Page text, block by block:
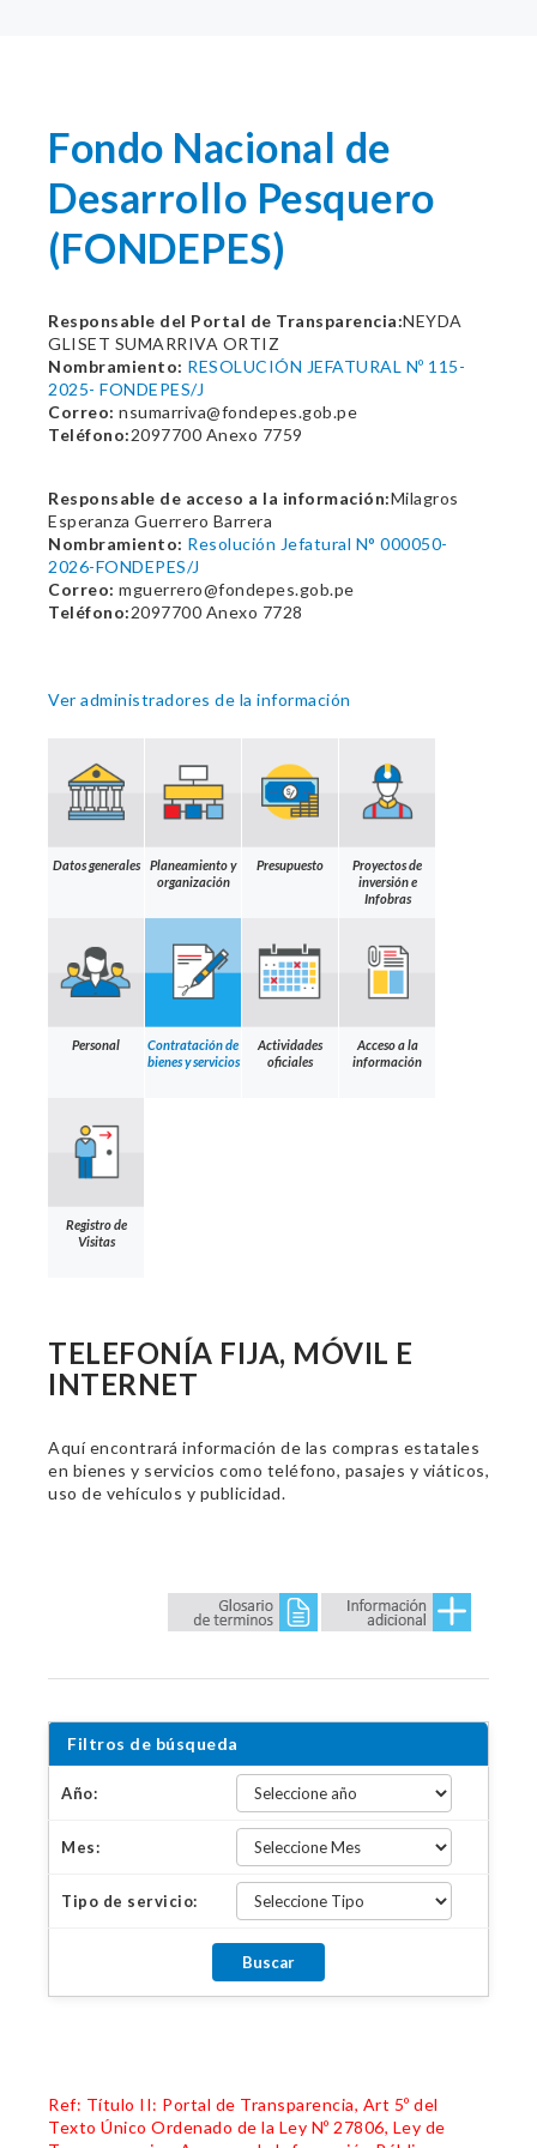
Fondo Nacional de
Desarrollo Pesquero
(FONDEPES)
Responsable del Portal de Transparencia:NEYDA
GLISET SUMARRIVA ORTIZ
Nombramiento: RESOLUCIÓN JEFATURAL Nº 115-
2025- FONDEPES/J
Correo: nsumarriva@fondepes.gob.pe
Teléfono:2097700 Anexo 7759
Responsable de acceso a la información:Milagros
Esperanza Guerrero Barrera
Nombramiento: Resolución Jefatural N° 000050-
2026-FONDEPES/J
Correo: mguerrero@fondepes.gob.pe
Teléfono:2097700 Anexo 7728
Ver administradores de la información
Datos generales
Planeamiento y
organización
Presupuesto
Proyectos de
inversión e
Infobras
Personal
Contratación de
bienes y servicios
Actividades
oficiales
Acceso a la
información
Registro de
Visitas
TELEFONÍA FIJA, MÓVIL E
INTERNET
Aquí encontrará información de las compras estatales
en bienes y servicios como teléfono, pasajes y viáticos,
uso de vehículos y publicidad.
Filtros de búsqueda
Año:
Mes:
Tipo de servicio:
Ref: Título II: Portal de Transparencia, Art 5º del
Texto Único Ordenado de la Ley Nº 27806, Ley de